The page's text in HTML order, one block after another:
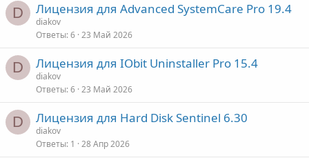
D Лицензия для Advanced SystemCare Pro 19.4
diakov
Ответы 6 23 Май 2026
D Лицензия для IObit Uninstaller Pro 15.4
diakov
Ответы 6 23 Май 2026
D Лицензия для Hard Disk Sentinel 6.30
diakov
Ответы 1 28 Апр 2026